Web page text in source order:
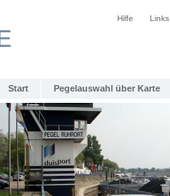
Hilfe Links
Start Pegelauswahl über Karte